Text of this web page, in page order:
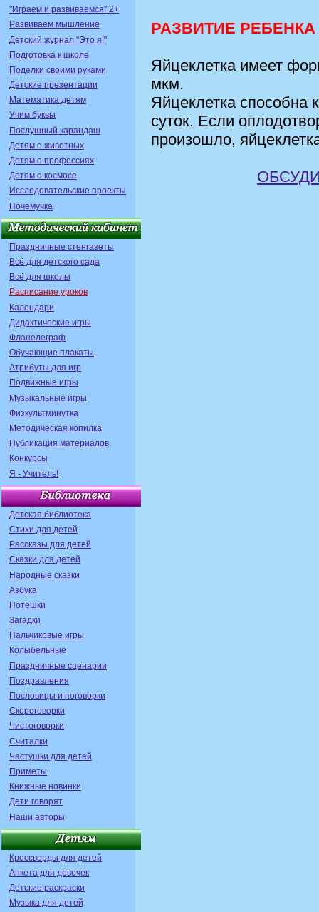
"Играем и развиваемся" 2+
Развиваем мышление
Детский журнал "Это я!"
Подготовка к школе
Поделки своими руками
Детские презентации
Математика детям
Учим буквы
Послушный карандаш
Детям о животных
Детям о профессиях
Детям о космосе
Исследовательские проекты
Почемучка
Праздничные стенгазеты
Всё для детского сада
Всё для школы
Расписание уроков
Календари
Дидактические игры
Фланелеграф
Обучающие плакаты
Атрибуты для игр
Подвижные игры
Музыкальные игры
Физкультминутка
Методическая копилка
Публикация материалов
Конкурсы
Я - Учитель!
Детская библиотека
Стихи для детей
Рассказы для детей
Сказки для детей
Народные сказки
Азбука
Потешки
Загадки
Пальчиковые игры
Колыбельные
Праздничные сценарии
Поздравления
Пословицы и поговорки
Скороговорки
Чистоговорки
Считалки
Частушки для детей
Приметы
Книжные новинки
Дети говорят
Наши авторы
Кроссворды для детей
Анкета для девочек
Детские раскраски
Музыка для детей
РАЗВИТИЕ РЕБЕНКА
Яйцеклетка имеет
мкм.
Яйцеклетка способна
суток. Если
произошло,